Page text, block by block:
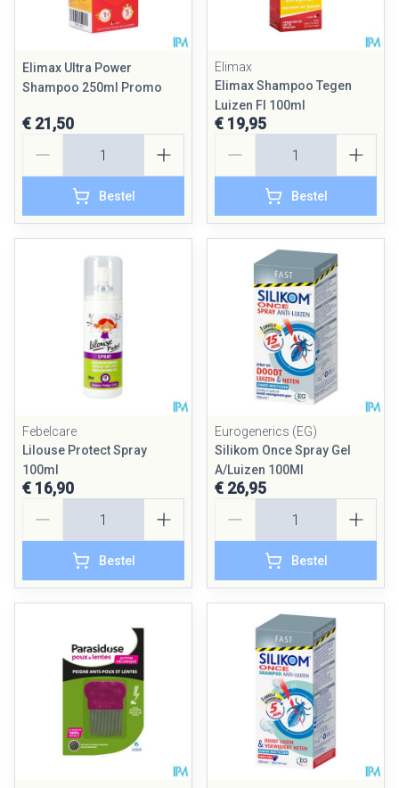
Elimax Ultra Power
Shampoo 250ml Promo
€ 21,50
Bestel
Elimax
Elimax Shampoo Tegen
Luizen Fl 100ml
€ 19,95
Bestel
Febelcare
Lilouse Protect Spray
100ml
€ 16,90
Bestel
Eurogenerics (EG)
Silikom Once Spray Gel
A/Luizen 100Ml
€ 26,95
Bestel